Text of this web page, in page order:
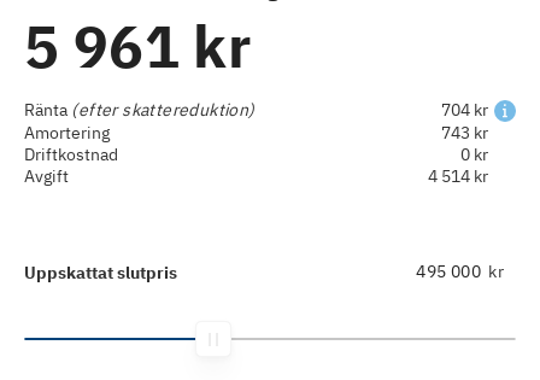
5 961 kr
Ränta (efter skattereduktion)
704 kr
Amortering
743 kr
Driftkostnad
0 kr
Avgift
4 514 kr
Uppskattat slutpris kr